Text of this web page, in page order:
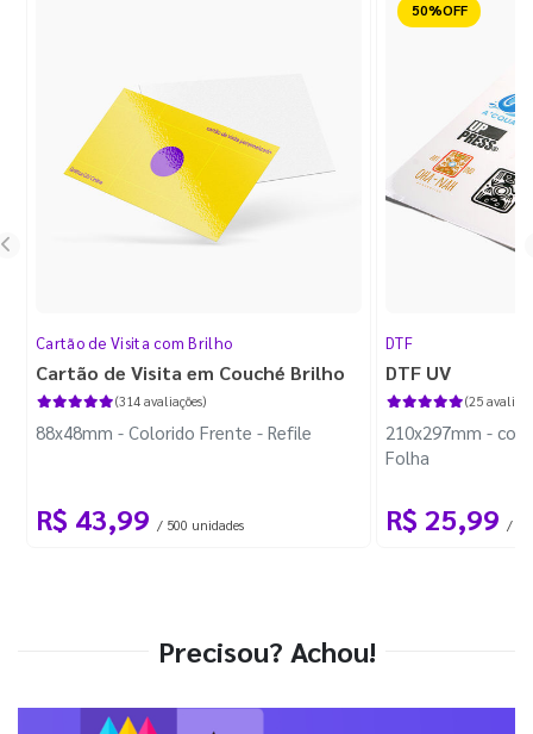
Cartão de Visita com Brilho
Cartão de Visita em Couché Brilho
(314 avaliações)
88x48mm - Colorido Frente - Refile
R$ 43,99 / 500 unidades
Reduzido
DTF
DTF UV
(25
210x297mm -
Folha
R$ 25,99 / 1
Precisou? Achou!